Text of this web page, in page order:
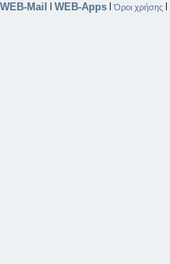
WEB-Mail WEB-Apps |Όροι χρήσης